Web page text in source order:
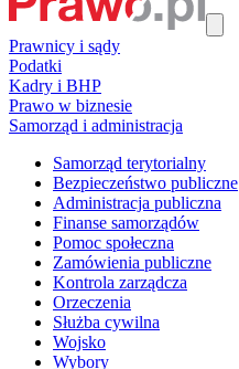
Prawnicy i sądy
Podatki
Kadry i BHP
Prawo w biznesie
Samorząd i administracja
Samorząd terytorialny
Bezpieczeństwo publiczne
Administracja publiczna
Finanse samorządów
Pomoc społeczna
Zamówienia publiczne
Kontrola zarządcza
Orzeczenia
Służba cywilna
Wojsko
Wybory